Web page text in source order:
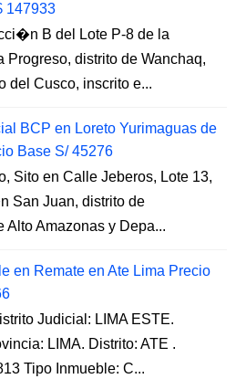
147933
B del Lote P-8 de la
distrito de Wanchaq,
del Cusco, inscrito e...
BCP en Loreto Yurimaguas de
Base S/ 45276
Sito en Calle Jeberos, Lote 13,
San Juan, distrito de
Alto Amazonas y Depa...
en Remate en Ate Lima Precio
Judicial: LIMA ESTE.
LIMA. Distrito: ATE .
Tipo Inmueble: C...